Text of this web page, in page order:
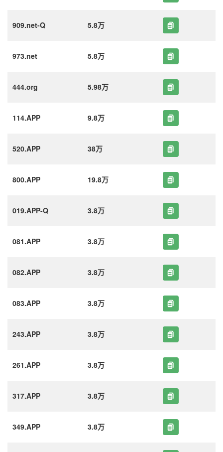
909.net-Q 5.8万
973.net 5.8万
444.org 5.98万
114.APP 9.8万
520.APP 38万
800.APP 19.8万
019.APP-Q 3.8万
081.APP 3.8万
082.APP 3.8万
083.APP 3.8万
243.APP 3.8万
261.APP 3.8万
317.APP 3.8万
349.APP 3.8万